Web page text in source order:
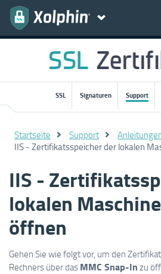
SSL Signaturen Support
Startseite Support
IIS - Zertifikatsspeicher der lokalen
IIS -
lokalen
öffnen
Gehen Sie wie folgt vor, um den
Rechners über das MMC Snap-In zu